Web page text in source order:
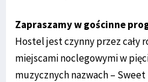
Zapraszamy w gościnne
Hostel jest czynny przez cały
miejscami noclegowymi w
muzycznych nazwach –